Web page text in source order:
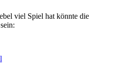
viel Spiel hat könnte die